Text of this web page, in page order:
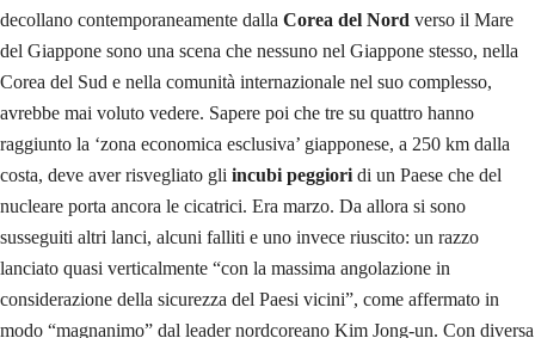
decollano contemporaneamente dalla Corea del Nord verso il Mare
del Giappone sono una scena che nessuno nel Giappone stesso, nella
Corea del Sud e nella comunità internazionale nel suo complesso,
avrebbe mai voluto vedere. Sapere poi che tre su quattro hanno
raggiunto la ‘zona economica esclusiva’ giapponese, a 250 km dalla
costa, deve aver risvegliato gli incubi peggiori di un Paese che del
nucleare porta ancora le cicatrici. Era marzo. Da allora si sono
susseguiti altri lanci, alcuni falliti e uno invece riuscito: un razzo
lanciato quasi verticalmente “con la massima angolazione in
considerazione della sicurezza del Paesi vicini”, come affermato in
modo “magnanimo” dal leader nordcoreano Kim Jong-un. Con diversa